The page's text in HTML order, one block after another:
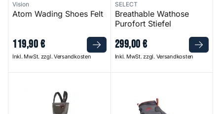
Vision
Atom Wading Shoes Felt
119,90€
Inkl. MwSt. zzgl. Versandkosten
SELECT
Breathable Wathose
Purofort Stiefel
299,00€
Inkl. MwSt. zzgl. Versandkosten